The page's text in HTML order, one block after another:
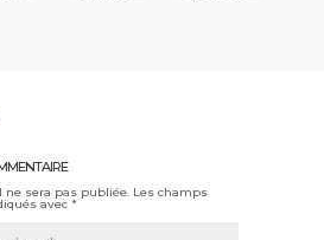
ne sera pas publiée. Les champs
avec *